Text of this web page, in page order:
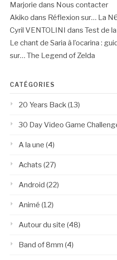
Marjorie dans Nous contacter
Akiko dans Réflexion sur… La
Cyril VENTOLINI
dans Test de
Le chant de Saria à l’ocarina :
sur… The Legend of Zelda
CATÉGORIES
20 Years Back(13)
30 Day Video Game
A la une (4)
Achats (27)
Android (22)
Animé (12)
Autour du site (48)
Band of 8mm (4)